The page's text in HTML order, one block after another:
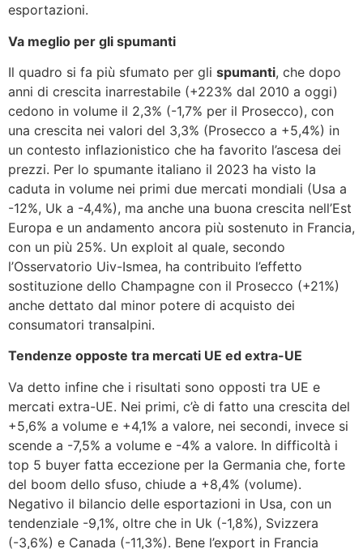
esportazioni.
Va meglio per gli spumanti
Il quadro si fa più sfumato per gli spumanti, che dopo
anni di crescita inarrestabile (+223% dal 2010 a oggi)
cedono in volume il 2,3% (-1,7% per il Prosecco), con
una crescita nei valori del 3,3% (Prosecco a +5,4%) in
un contesto inflazionistico che ha favorito l’ascesa dei
prezzi. Per lo spumante italiano il 2023 ha visto la
caduta in volume nei primi due mercati mondiali (Usa a
-12%, Uk a -4,4%), ma anche una buona crescita nell’Est
Europa e un andamento ancora più sostenuto in Francia,
con un più 25%. Un exploit al quale, secondo
l’Osservatorio Uiv-Ismea, ha contribuito l’effetto
sostituzione dello Champagne con il Prosecco (+21%)
anche dettato dal minor potere di acquisto dei
consumatori transalpini.
Tendenze opposte tra mercati UE ed extra-UE
Va detto infine che i risultati sono opposti tra UE e
mercati extra-UE. Nei primi, c’è di fatto una crescita del
+5,6% a volume e +4,1% a valore, nei secondi, invece si
scende a -7,5% a volume e -4% a valore. In difficoltà i
top 5 buyer fatta eccezione per la Germania che, forte
del boom dello sfuso, chiude a +8,4% (volume).
Negativo il bilancio delle esportazioni in Usa, con un
tendenziale -9,1%, oltre che in Uk (-1,8%), Svizzera
(-3,6%) e Canada (-11,3%). Bene l’export in Francia